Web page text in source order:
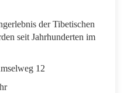
der Tibetischen
seit Jahrhunderten im
12